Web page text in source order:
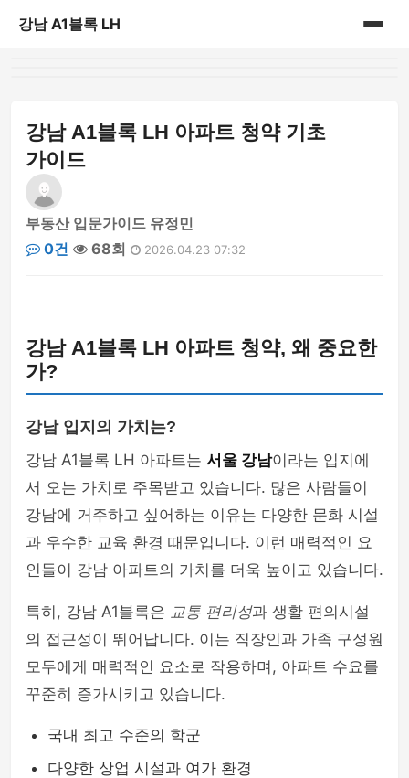
강남 A1블록 LH
강남 A1블록 LH 아파트 청약 기초
가이드
부동산 입문가이드 유정민
0건
68회 2026.04.23 07:32
강남 A1블록 LH 아파트 청약, 왜 중요한
가?
강남 입지의 가치는?
강남 A1블록 LH 아파트는 서울 강남이라는 입지에
서 오는 가치로 주목받고 있습니다. 많은 사람들이
강남에 거주하고 싶어하는 이유는 다양한 문화 시설
과 우수한 교육 환경 때문입니다. 이런 매력적인 요
인들이 강남 아파트의 가치를 더욱 높이고 있습니다.
특히, 강남 A1블록은 교통 편리성과 생활 편의시설
의 접근성이 뛰어납니다. 이는 직장인과 가족 구성원
모두에게 매력적인 요소로 작용하며, 아파트 수요를
꾸준히 증가시키고 있습니다.
국내 최고 수준의 학군
다양한 상업 시설과 여가 환경